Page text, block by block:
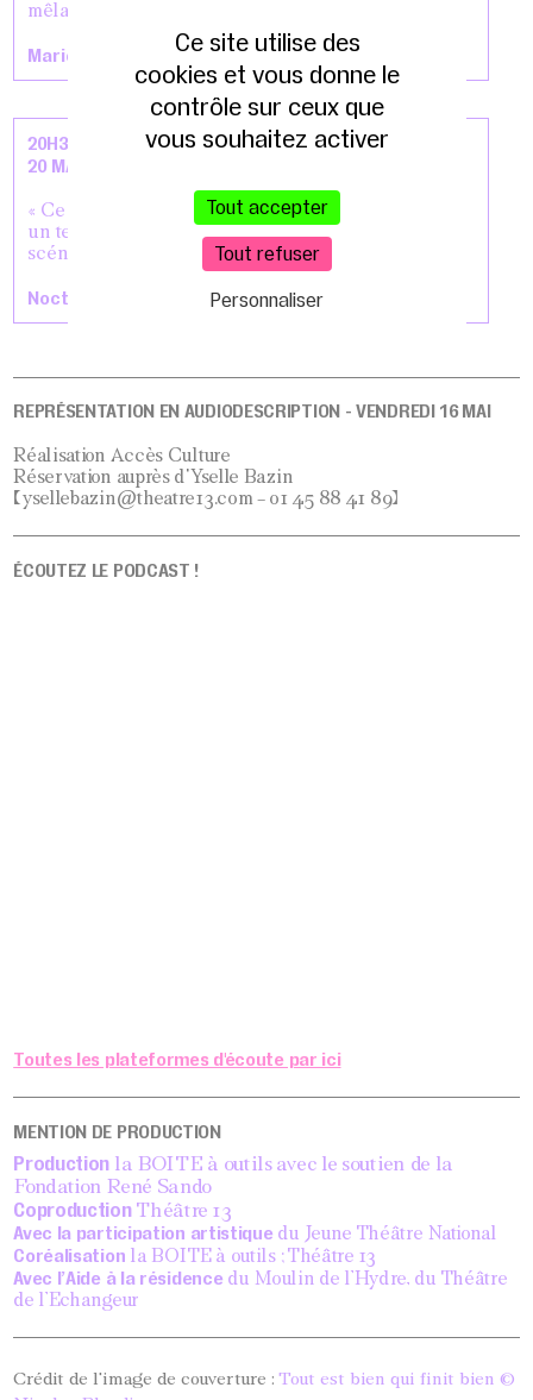
mêlant comique et tragique. »
Marie Bitschené
20H30 LEVER DE RIDEAU
20 MAI 2025
« Ce spectacle est un feu d'artifice d'inventivité où
un texte trop longtemps oublié se mue en festin
scénique. »
Noctenbule
REPRÉSENTATION EN AUDIODESCRIPTION - VENDREDI 16 MAI
Réalisation Accès Culture
Réservation auprès d'Yselle Bazin
(ysellebazin@theatre13.com – 01 45 88 41 89)
ÉCOUTEZ LE PODCAST !
Toutes les plateformes d'écoute par ici
MENTION DE PRODUCTION
Production la BOITE à outils avec le soutien de la
Fondation René Sando
Coproduction Théâtre 13
Avec la participation artistique du Jeune Théâtre National
Coréalisation la BOITE à outils ; Théâtre 13
Avec l’Aide à la résidence du Moulin de l’Hydre, du Théâtre
de l’Echangeur
Crédit de l'image de couverture :Tout est bien qui finit bien ©
Ce site utilise des
cookies et vous donne le
contrôle sur ceux que
vous souhaitez activer
Tout accepter
Tout refuser
Personnaliser